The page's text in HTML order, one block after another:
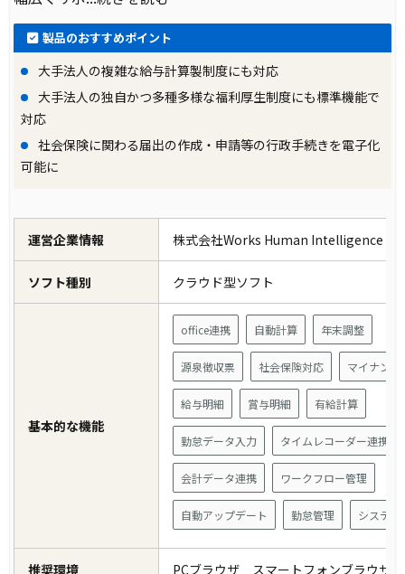
製品のおすすめポイント
大手法人の複雑な給与計算製制度にも対応
大手法人の独自かつ多種多様な福利厚生制度にも標準機能で
対応
社会保険に関わる届出の作成・申請等の行政手続きを電子化
可能に
運営企業情報 株式会社Works Human Intelligence
ソフト種別 クラウド型ソフト
基本的な機能
office連携 自動計算 年末調整
源泉徴収票 社会保険対応 マイナンバ
給与明細 賞与明細 有給計算
勤怠データ入力 タイムレコーダー連携
会計データ連携 ワークフロー管理
自動アップデート 勤怠管理 システム
推奨環境 PCブラウザ スマートフォンブラウザ